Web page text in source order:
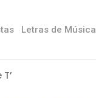
Letras de Música